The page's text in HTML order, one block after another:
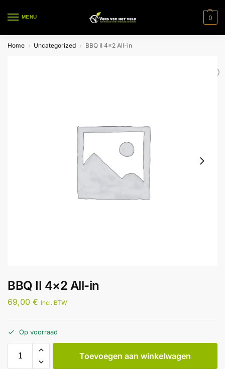
MENU 0
Home / Uncategorized / BBQ II 4×2 All-in
BBQ II 4×2 All-in
69,00 € Incl. BTW
Op voorraad
Toevoegen aan winkelwagen